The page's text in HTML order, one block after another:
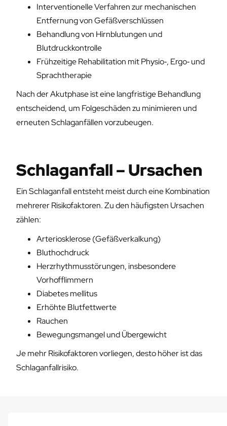
Interventionelle Verfahren zur mechanischen
Entfernung von Gefäßverschlüssen
Behandlung von Hirnblutungen und
Blutdruckkontrolle
Frühzeitige Rehabilitation mit Physio‑, Ergo‑ und
Sprachtherapie
Nach der Akutphase ist eine langfristige Behandlung
entscheidend, um Folgeschäden zu minimieren und
erneuten Schlaganfällen vorzubeugen.
Schlaganfall – Ursachen
Ein Schlaganfall entsteht meist durch eine Kombination
mehrerer Risikofaktoren. Zu den häufigsten Ursachen
zählen:
Arteriosklerose (Gefäßverkalkung)
Bluthochdruck
Herzrhythmusstörungen, insbesondere
Vorhofflimmern
Diabetes mellitus
Erhöhte Blutfettwerte
Rauchen
Bewegungsmangel und Übergewicht
Je mehr Risikofaktoren vorliegen, desto höher ist das
Schlaganfallrisiko.